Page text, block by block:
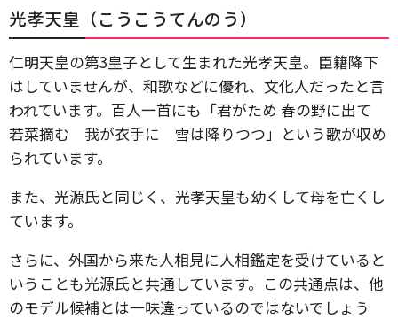
光孝天皇（こうこうてんのう）
仁明天皇の第3皇子として生まれた光孝天皇。臣籍降下
はしていませんが、和歌などに優れ、文化人だったと言
われています。百人一首にも「君がため 春の野に出て
若菜摘む 我が衣手に 雪は降りつつ」という歌が収め
られています。
また、光源氏と同じく、光孝天皇も幼くして母を亡くし
ています。
さらに、外国から来た人相見に人相鑑定を受けていると
いうことも光源氏と共通しています。この共通点は、他
のモデル候補とは一味違っているのではないでしょう